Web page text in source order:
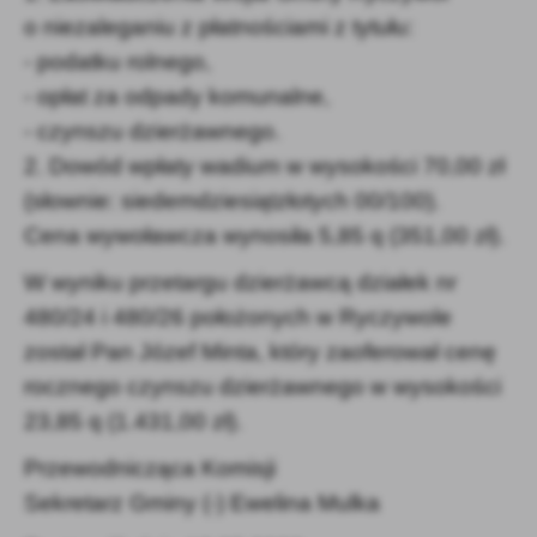
o niezaleganiu z płatnościami z tytułu:
- podatku rolnego,
- opłat za odpady komunalne,
- czynszu dzierżawnego.
2. Dowód wpłaty wadium w wysokości 70,00 zł
(słownie: siedemdziesiątzłotych 00/100).
Cena wywoławcza wynosiła 5,85 q (351,00 zł).
W wyniku przetargu dzierżawcą działek nr
480/24 i 480/26 położonych w Ryczywole
został Pan Józef Minta, który zaoferował cenę
rocznego czynszu dzierżawnego w wysokości
23,85 q (1.431,00 zł).
Przewodnicząca Komisji
Sekretarz Gminy (-) Ewelina Mulka